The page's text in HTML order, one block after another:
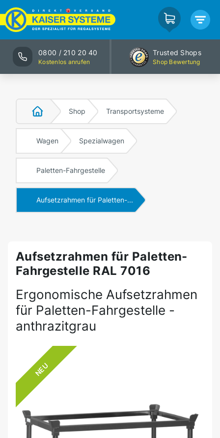
0800 / 210 20 40
Kostenlos anrufen
Trusted Shops
Shop Bewertung
Shop Transportsysteme
Wagen Spezialwagen
Paletten-Fahrgestelle
Aufsetzrahmen für Paletten-...
Aufsetzrahmen für Paletten-
Fahrgestelle RAL 7016
Ergonomische Aufsetzrahmen
für Paletten-Fahrgestelle -
anthrazitgrau
NEU